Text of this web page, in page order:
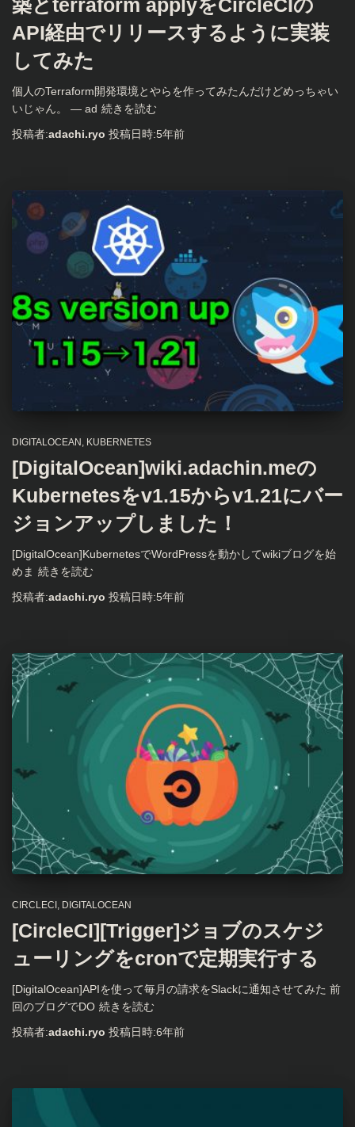
築とterraform applyをCircleCIの
API経由でリリースするように実装
してみた
個人のTerraform開発環境とやらを作ってみたんだけどめっちゃい
いじゃん。 — ad 続きを読む
投稿者:adachi.ryo 投稿日時:5年前
DIGITALOCEAN KUBERNETES
[DigitalOcean]wiki.adachin.meの
Kubernetesをv1.15からv1.21にバー
ジョンアップしました！
[DigitalOcean]KubernetesでWordPressを動かしてwikiブログを始
めま 続きを読む
投稿者:adachi.ryo 投稿日時:5年前
CIRCLECI DIGITALOCEAN
[CircleCI][Trigger]ジョブのスケジ
ューリングをcronで定期実行する
[DigitalOcean]APIを使って毎月の請求をSlackに通知させてみた 前
回のブログでDO 続きを読む
投稿者:adachi.ryo 投稿日時:6年前